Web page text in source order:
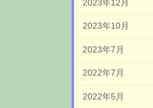
2023年12月
2023年10月
2023年7月
2022年7月
2022年5月